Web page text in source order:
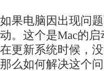
如果电脑因出现问
动。这个是Mac的
在更新系统时候，
那么如何解决这个